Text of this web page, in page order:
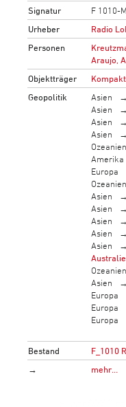
Signatur
F 1010-
Urheber
Radio
Personen
Araujo,
Objektträger
Geopolitik
Asien
Asien
Asien
Asien
Ozeanien
Amerika
Europa
Ozeanien
Asien
Asien
Asien
Asien
Asien
Ozeanien
Asien
Europa
Europa
Europa
Bestand
F_1010
→
mehr…